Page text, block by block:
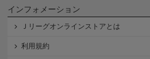
インフォメーション
Ｊリーグオンラインストアとは
利用規約